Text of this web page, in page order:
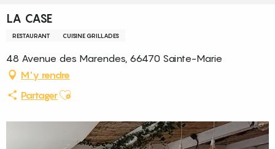
LA CASE
RESTAURANT CUISINE GRILLADES
48 Avenue des Marendes, 66470 Sainte-Marie
M'y rendre
PartagerAjouter aux favoris